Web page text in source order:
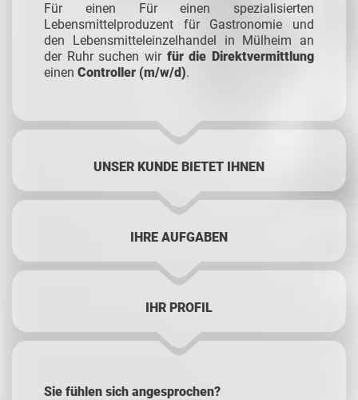
Für einen Für einen spezialisierten
Lebensmittelproduzent für Gastronomie und
den Lebensmitteleinzelhandel in Mülheim an
der Ruhr suchen wir für die Direktvermittlung
einen Controller (m/w/d).
UNSER KUNDE BIETET IHNEN
IHRE AUFGABEN
IHR PROFIL
Sie fühlen sich angesprochen?